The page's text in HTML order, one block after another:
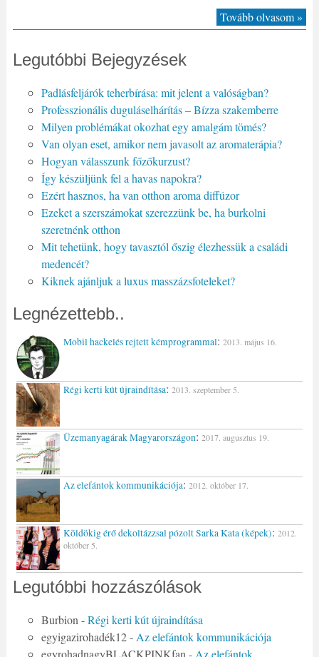
Tovább olvasom »
Legutóbbi Bejegyzések
Padlásfeljárók teherbírása: mit jelent a valóságban?
Professzionális duguláselhárítás – Bízza szakemberre
Milyen problémákat okozhat egy amalgám tömés?
Van olyan eset, amikor nem javasolt az aromaterápia?
Hogyan válasszunk főzőkurzust?
Így készüljünk fel a havas napokra?
Ezért hasznos, ha van otthon aroma diffúzor
Ezeket a szerszámokat szerezzünk be, ha burkolni
szeretnénk otthon
Mit tehetünk, hogy tavasztól őszig élezhessük a családi
medencét?
Kiknek ajánljuk a luxus masszázsfoteleket?
Legnézettebb..
Mobil hackelés rejtett kémprogrammal: 2013. május 16.
Régi kerti kút újraindítása: 2013. szeptember 5.
Üzemanyagárak Magyarországon: 2017. augusztus 19.
Az elefántok kommunikációja: 2012. október 17.
Köldökig érő dekoltázzsal pózolt Sarka Kata (képek): 2012.
október 5.
Legutóbbi hozzászólások
Burbion -Régi kerti kút újraindítása
egyigazirohadék12- Az elefántok kommunikációja
egyrohadnagyBLACKPINKfan - Az elefántok